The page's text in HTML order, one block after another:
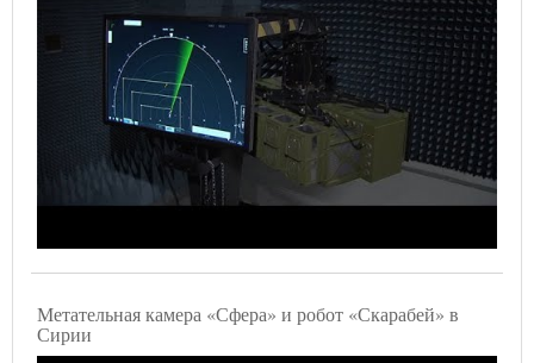
Метательная камера «Сфера» и робот «Скарабей» в
Сирии